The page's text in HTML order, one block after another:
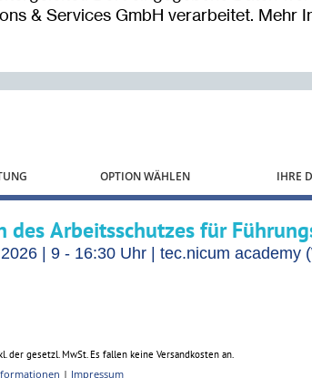
& Services GmbH verarbeitet. Mehr